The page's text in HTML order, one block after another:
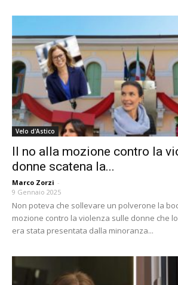
Velo d'Astico
Il no alla mozione contro la
donne scatena la...
Marco Zorzi -
9 Gennaio 2025
Non poteva che sollevare un polverone la
mozione contro la violenza sulle donne che
era stata presentata dalla minoranza...